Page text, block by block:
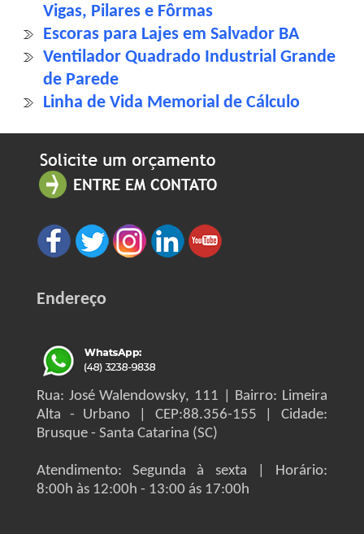
Vigas, Pilares e Fôrmas
Escoras para Lajes em Salvador BA
Ventilador Quadrado Industrial Grande
de Parede
Linha de Vida Memorial de Cálculo
Endereço
Rua: José Walendowsky, 111 | Bairro: Limeira
Alta - Urbano | CEP:88.356-155 | Cidade:
Brusque - Santa Catarina (SC)
Atendimento: Segunda à sexta | Horário:
8:00h às 12:00h - 13:00 ás 17:00h